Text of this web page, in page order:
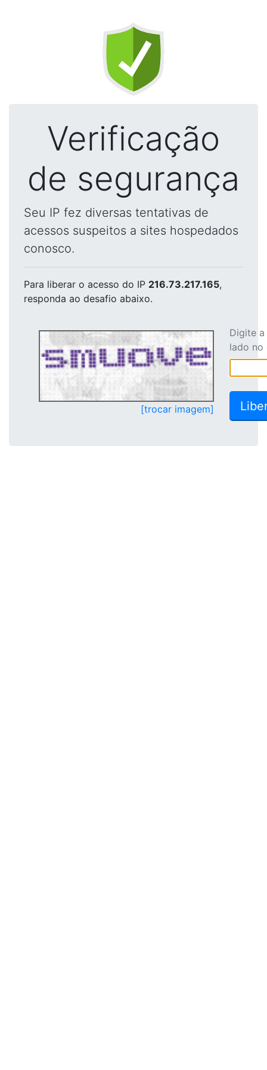
Verificação
de segurança
Seu IP fez diversas tentativas de
acessos suspeitos a sites hospedados
conosco.
Para liberar o acesso do IP 216.73.217.165,
responda ao desafio abaixo.
[trocar imagem]
Digite
lado no